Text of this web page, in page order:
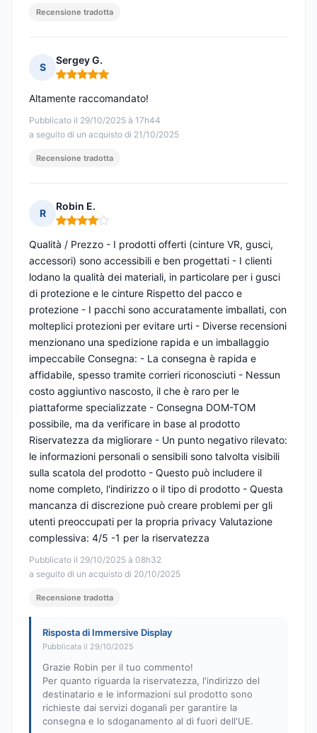
Recensione tradotta
S
Sergey G.
Nota: 5 su 5
Pubblicato il 29/10/2025 à 17h44
a seguito di un acquisto di 21/10/2025
Altamente raccomandato!
Recensione tradotta
R
Robin E.
Nota: 4 su 5
Pubblicato il 29/10/2025 à 08h32
a seguito di un acquisto di 20/10/2025
Qualità / Prezzo - I prodotti offerti (cinture VR, gusci,
accessori) sono accessibili e ben progettati - I clienti
lodano la qualità dei materiali, in particolare per i gusci
di protezione e le cinture Rispetto del pacco e
protezione - I pacchi sono accuratamente imballati, con
molteplici protezioni per evitare urti - Diverse recensioni
menzionano una spedizione rapida e un imballaggio
impeccabile Consegna: - La consegna è rapida e
affidabile, spesso tramite corrieri riconosciuti - Nessun
costo aggiuntivo nascosto, il che è raro per le
piattaforme specializzate - Consegna DOM-TOM
possibile, ma da verificare in base al prodotto
Riservatezza da migliorare - Un punto negativo rilevato:
le informazioni personali o sensibili sono talvolta visibili
sulla scatola del prodotto - Questo può includere il
nome completo, l'indirizzo o il tipo di prodotto - Questa
mancanza di discrezione può creare problemi per gli
utenti preoccupati per la propria privacy Valutazione
complessiva: 4/5 -1 per la riservatezza
Recensione tradotta
Risposta di Immersive Display
Pubblicata il 29/10/2025
Grazie Robin per il tuo commento!
Per quanto riguarda la riservatezza, l'indirizzo del
destinatario e le informazioni sul prodotto sono
richieste dai servizi doganali per garantire la
consegna e lo sdoganamento al di fuori dell'UE.